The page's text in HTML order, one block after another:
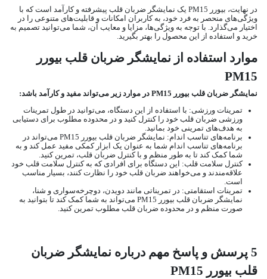
در نهایت، بیورر PM15 یک نمایشگر ضربان قلب پیشرفته و کارآمد است که با
ویژگی‌های منحصر به فرد خود، به کاربران امکانات و قابلیت‌های متنوعی را در
اختیار می‌گذارد. با توجه به ویژگی‌ها، مزایا و معایب آن، شما می‌توانید تصمیم به
خرید و استفاده از این محصول را بهتر بگیرید.
موارد استفاده از نمایشگر ضربان قلب بیورر
PM15
نمایشگر ضربان قلب بیورر PM15 در موارد زیر می‌تواند مفید و کارآمد باشد:
تمرینات ورزشی: با استفاده از این دستگاه، می‌توانید در طول تمرینات
ورزشی ضربان قلب خود را کنترل کنید و در محدوده مطلوب برای دستیابی
به هدف‌های تمرینی خود بمانید.
برنامه‌های تناسب اندام: نمایشگر ضربان قلب بیورر PM15 می‌تواند در
برنامه‌های تناسب اندام شما به عنوان یک ابزار کمکی مفید عمل کند و به
شما کمک کند تا به طور منظم و با کنترل ضربان قلب، تمرین کنید.
کنترل سلامت قلب: این دستگاه برای افرادی که به کنترل سلامت قلب خود
علاقه‌مندند و می‌خواهند ضربان قلب خود را نظارت کنند، بسیار مناسب
است.
تمرینات استقامتی: در تمریناتی مانند دویدن، دوچرخه‌سواری و شنا،
نمایشگر ضربان قلب بیورر PM15 می‌تواند به شما کمک کند تا بتوانید به
صورت منظم و در محدوده ضربان قلب مطلوب تمرین کنید.
5 پرسش و پاسخ مهم درباره نمایشگر ضربان
قلب بیورر PM15